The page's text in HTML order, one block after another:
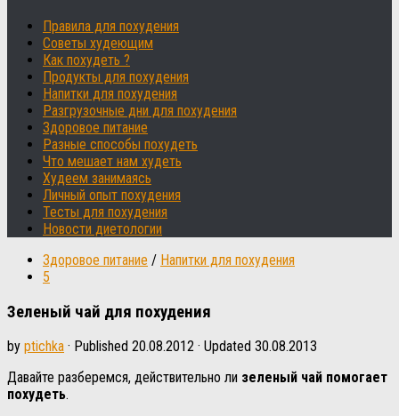
Правила для похудения
Советы худеющим
Как похудеть ?
Продукты для похудения
Напитки для похудения
Разгрузочные дни для похудения
Здоровое питание
Разные способы похудеть
Что мешает нам худеть
Худеем занимаясь
Личный опыт похудения
Тесты для похудения
Новости диетологии
Здоровое питание / Напитки для похудения
5
Зеленый чай для похудения
by ptichka · Published 20.08.2012 · Updated 30.08.2013
Давайте разберемся, действительно ли зеленый чай помогает
похудеть.